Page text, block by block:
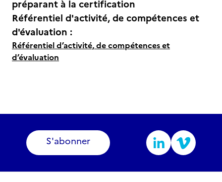
préparant à la certification
Référentiel d'activité, de compétences et
d'évaluation :
Référentiel d’activité, de compétences et
d’évaluation
S'abonner